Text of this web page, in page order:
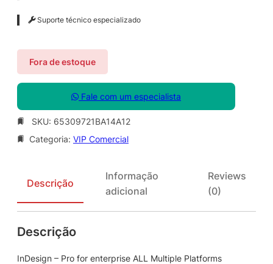
Suporte técnico especializado
Fora de estoque
Fale com um especialista
SKU: 65309721BA14A12
Categoria: VIP Comercial
Descrição
Informação
adicional
Reviews
(0)
Descrição
InDesign – Pro for enterprise ALL Multiple Platforms